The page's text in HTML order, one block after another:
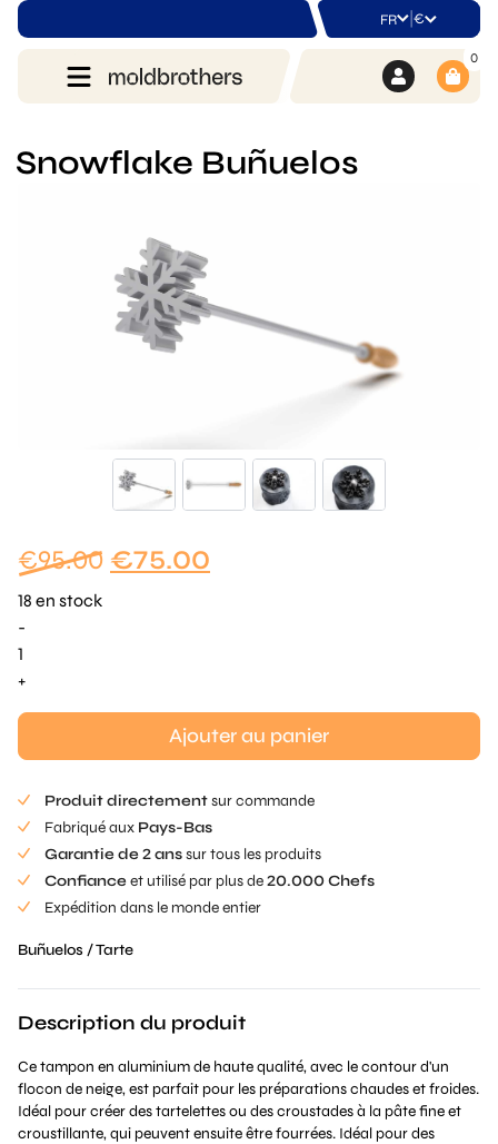
FR | €
0
Snowflake Buñuelos
€95.00 Le
€95.00.
€75.00
€75.00.
18 en stock
-
quantité
de
+
Ajouter au panier
Produit directementsur commande
Fabriqué aux Pays-Bas
Garantie de 2 anssur tous les produits
Confianceet utilisé par plus de20.000 Chefs
Expédition dans le monde entier
Buñuelos / Tarte
Description du produit
Ce tampon en aluminium de haute qualité, avec le contour d'un
flocon de neige, est parfait pour les préparations chaudes et froides.
Idéal pour créer des tartelettes ou des croustades à la pâte fine et
croustillante, qui peuvent ensuite être fourrées. Idéal pour des